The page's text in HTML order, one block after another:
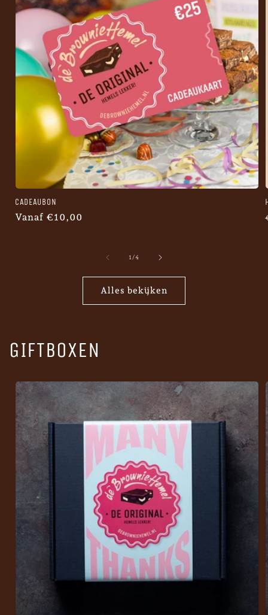
CADEAUBON
Normale
Vanaf €10,00
1 /van
4
Alles bekijken
GIFTBOXEN